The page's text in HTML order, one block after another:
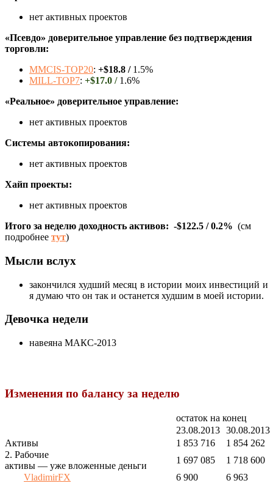
нет активных проектов
«Псевдо» доверительное управление без подтверждения
торговли:
MMCIS-TOP20: +$18.8 / 1.5%
MILL-TOP7: +$17.0 / 1.6%
«Реальное» доверительное управление:
нет активных проектов
Системы автокопирования:
нет активных проектов
Хайп проекты:
нет активных проектов
Итого за неделю доходность активов: -$122.5 / 0.2% (см
подробнее тут)
Мысли вслух
закончился худший месяц в истории моих инвестиций и
я думаю что он так и останется худшим в моей истории.
Девочка недели
навеяна МАКС-2013
Изменения по балансу за неделю
остаток на конец
23.08.2013 30.08.2013
Активы
1 853 716
1 854 262
2. Рабочие
активы — уже вложенные деньги
1 697 085
1 718 600
VladimirFX
6 900
6 963